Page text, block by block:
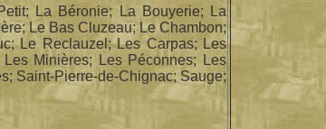
La Béronie; La Bouyerie; La
Le Bas Cluzeau; Le Chambon;
Le Reclauzel; Les Carpas; Les
Minières; Les Péconnes; Les
Saint-Pierre-de-Chignac; Sauge;